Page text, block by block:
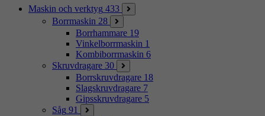
Maskin och verktyg 433
Borrmaskin 28
Borrhammare 19
Vinkelborrmaskin 1
Kombiborrmaskin 6
Skruvdragare 30
Borrskruvdragare 18
Slagskruvdragare 7
Gipsskruvdragare 5
Såg 91